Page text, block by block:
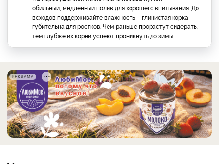
обильный, медленный полив для хорошего впитывания. До
всходов поддерживайте влажность – глинистая корка
губительна для ростков. Чем раньше прорастут сидераты,
тем глубже их корни успеют проникнуть до зимы.
РЕКЛАМА